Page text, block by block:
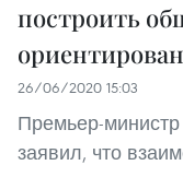
построить
26/06/2020 15:03
Премьер-
заявил, что